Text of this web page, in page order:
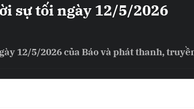
sự tối ngày 12/5/2026
12/5/2026 của Báo và phát thanh,